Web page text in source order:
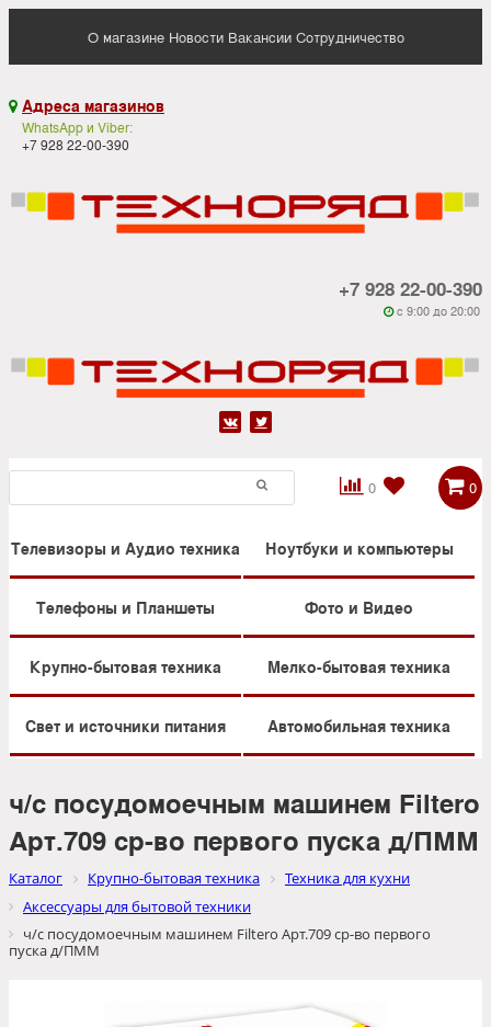
О магазине Новости Вакансии Сотрудничество
 Адреса магазинов
WhatsApp и Viber:
+7 928 22-00-390
+7 928 22-00-390
 c 9:00 до 20:00
 
0

 0
Телевизоры и Аудио техника Ноутбуки и компьютеры
Телефоны и Планшеты Фото и Видео
Крупно-бытовая техника Мелко-бытовая техника
Свет и источники питания Автомобильная техника
ч/с посудомоечным машинем Filtero
Арт.709 ср-во первого пуска д/ПММ
Каталог Крупно-бытовая техника
Техника для кухни
Аксессуары для бытовой техники
ч/с посудомоечным машинем Filtero Арт.709 ср-во первого
пуска д/ПММ